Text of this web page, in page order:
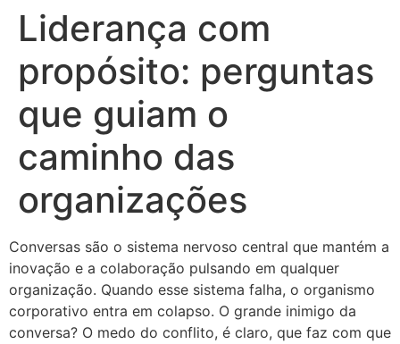
Liderança com
propósito: perguntas
que guiam o
caminho das
organizações
Conversas são o sistema nervoso central que mantém a
inovação e a colaboração pulsando em qualquer
organização. Quando esse sistema falha, o organismo
corporativo entra em colapso. O grande inimigo da
conversa? O medo do conflito, é claro, que faz com que